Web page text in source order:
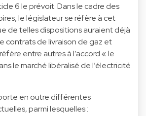
6 le prévoit. Dans le cadre des
le législateur se réfère à cet
de telles dispositions auraient déjà
contrats de livraison de gaz et
entre autres à l’accord « le
le marché libéralisé de l’électricité
en outre différentes
parmi lesquelles :